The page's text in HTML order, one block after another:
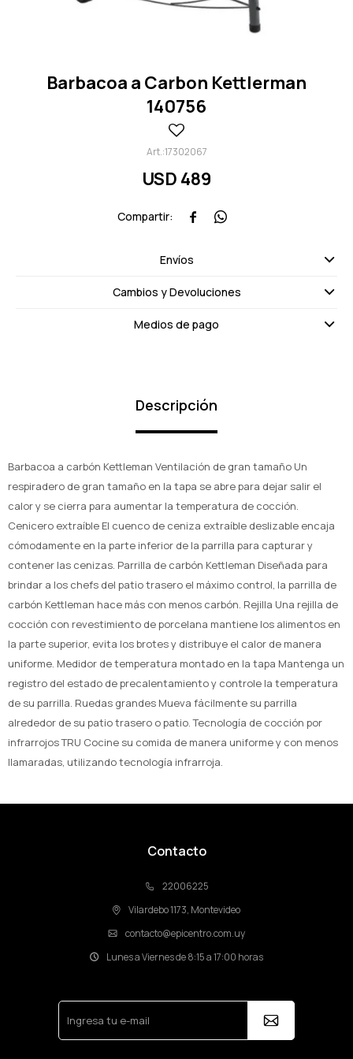
Barbacoa a Carbon Kettlerman
140756
17302067
USD 489
 
Envíos
Cambios y Devoluciones
Medios de pago
Descripción
Barbacoa a carbón Kettleman Ventilación de gran tamaño Un
respiradero de gran tamaño en la tapa se abre para dejar salir el
calor y se cierra para aumentar la temperatura de cocción.
Cenicero extraíble El cuenco de ceniza extraíble deslizable encaja
cómodamente en la parte inferior de la parrilla para capturar y
contener las cenizas. Parrilla de carbón Kettleman Diseñada para
brindar a los chefs del patio trasero el máximo control, la parrilla de
carbón Kettleman hace más con menos carbón. Rejilla Una rejilla de
cocción con revestimiento de porcelana mantiene los alimentos en
la parte superior, evita los brotes y distribuye el calor de manera
uniforme. Medidor de temperatura montado en la tapa Mantenga un
registro del estado de precalentamiento y controle la temperatura
de su parrilla. Ruedas grandes Mueva fácilmente su parrilla
alrededor de su patio trasero o patio. Tecnología de cocción por
infrarrojos TRU Cocine su comida de manera uniforme y con menos
llamaradas, utilizando tecnología infrarroja.
Contacto
22006225
Vilardebo 1173, Montevideo
contacto@epicentro.com.uy
Lunes a Viernes de 8:15 a 17:00 horas